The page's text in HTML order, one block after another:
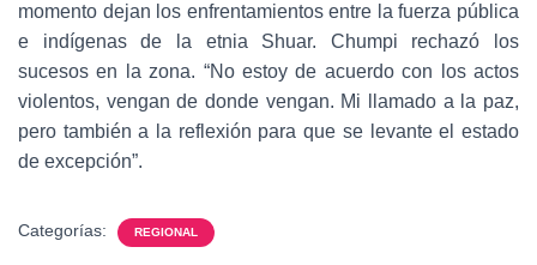
momento dejan los enfrentamientos entre la fuerza pública
e indígenas de la etnia Shuar. Chumpi rechazó los
sucesos en la zona. “No estoy de acuerdo con los actos
violentos, vengan de donde vengan. Mi llamado a la paz,
pero también a la reflexión para que se levante el estado
de excepción”.
Categorías: REGIONAL